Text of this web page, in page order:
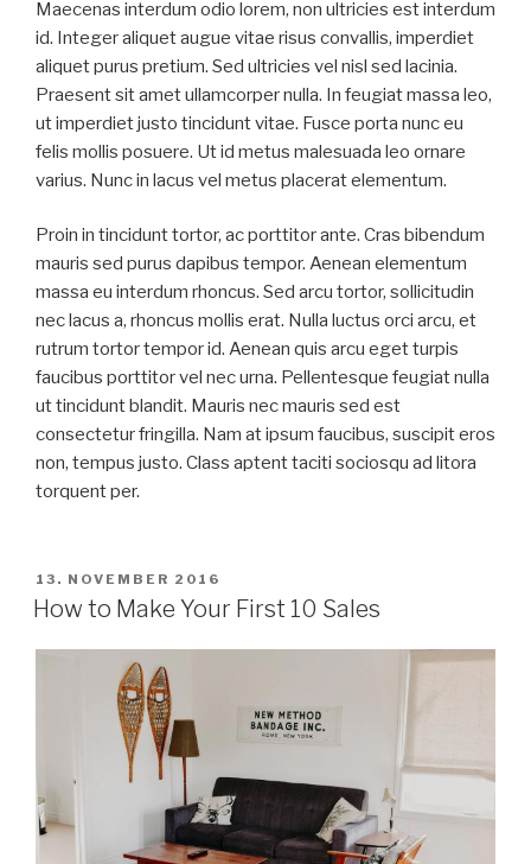
Maecenas interdum odio lorem, non ultricies est interdum
id. Integer aliquet augue vitae risus convallis, imperdiet
aliquet purus pretium. Sed ultricies vel nisl sed lacinia.
Praesent sit amet ullamcorper nulla. In feugiat massa leo,
ut imperdiet justo tincidunt vitae. Fusce porta nunc eu
felis mollis posuere. Ut id metus malesuada leo ornare
varius. Nunc in lacus vel metus placerat elementum.
Proin in tincidunt tortor, ac porttitor ante. Cras bibendum
mauris sed purus dapibus tempor. Aenean elementum
massa eu interdum rhoncus. Sed arcu tortor, sollicitudin
nec lacus a, rhoncus mollis erat. Nulla luctus orci arcu, et
rutrum tortor tempor id. Aenean quis arcu eget turpis
faucibus porttitor vel nec urna. Pellentesque feugiat nulla
ut tincidunt blandit. Mauris nec mauris sed est
consectetur fringilla. Nam at ipsum faucibus, suscipit eros
non, tempus justo. Class aptent taciti sociosqu ad litora
torquent per.
VERÖFFENTLICHT
AM
13. NOVEMBER 2016
How to Make Your First 10 Sales